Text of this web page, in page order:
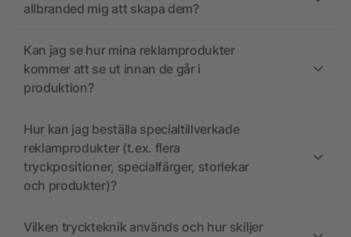
allbranded mig att skapa dem?
Kan jag se hur mina reklamprodukter
kommer att se ut innan de går i
produktion?
Hur kan jag beställa specialtillverkade
reklamprodukter (t.ex. flera
tryckpositioner, specialfärger, storlekar
och produkter)?
Vilken tryckteknik används och hur skiljer